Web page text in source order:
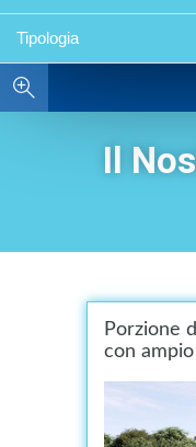
Tipologia
Il
Porzione
con